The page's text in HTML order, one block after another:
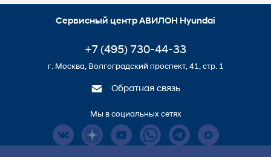
Сервисный центр АВИЛОН Hyundai
+7 (495) 730-44-33
г. Москва, Волгоградский проспект, 41, стр. 1
Обратная связь
Мы в социальных сетях